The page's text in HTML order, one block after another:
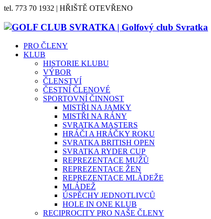
tel. 773 70 1932 | HŘIŠTĚ OTEVŘENO
PRO ČLENY
KLUB
HISTORIE KLUBU
VÝBOR
ČLENSTVÍ
ČESTNÍ ČLENOVÉ
SPORTOVNÍ ČINNOST
MISTŘI NA JAMKY
MISTŘI NA RÁNY
SVRATKA MASTERS
HRÁČI A HRÁČKY ROKU
SVRATKA BRITISH OPEN
SVRATKA RYDER CUP
REPREZENTACE MUŽŮ
REPREZENTACE ŽEN
REPREZENTACE MLÁDEŽE
MLÁDEŽ
ÚSPĚCHY JEDNOTLIVCŮ
HOLE IN ONE KLUB
RECIPROCITY PRO NAŠE ČLENY